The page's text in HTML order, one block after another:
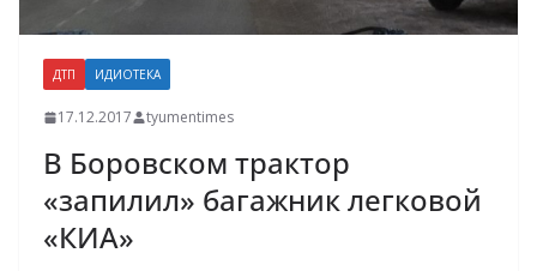
ДТП ИДИОТЕКА
17.12.2017 tyumentimes
В Боровском трактор
«запилил» багажник легковой
«КИА»